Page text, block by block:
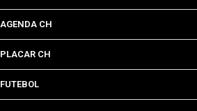
AGENDA CH
PLACAR CH
FUTEBOL